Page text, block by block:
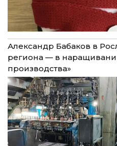
Александр Бабаков в
региона — в
производства»